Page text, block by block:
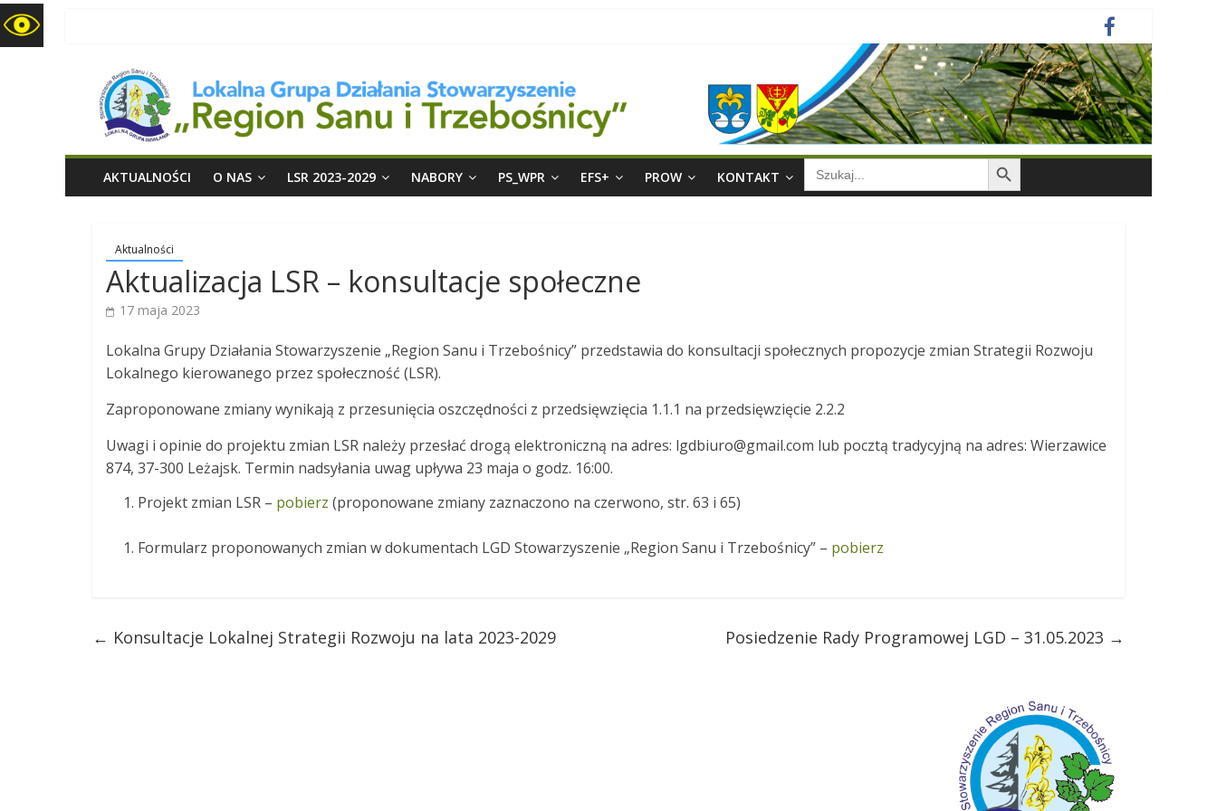
LGD
Region
Sanu
i
Trzebośnicy
AKTUALNOŚCI O NAS LSR 2023-2029 NABORY PS_WPR EFS+ PROW KONTAKT
Search
for:
Search Button
Aktualności
Aktualizacja LSR – konsultacje społeczne
17 maja 2023
Lokalna Grupy Działania Stowarzyszenie „Region Sanu i Trzebośnicy” przedstawia do konsultacji społecznych propozycje zmian Strategii Rozwoju
Lokalnego kierowanego przez społeczność (LSR).
Zaproponowane zmiany wynikają z przesunięcia oszczędności z przedsięwzięcia 1.1.1 na przedsięwzięcie 2.2.2
Uwagi i opinie do projektu zmian LSR należy przesłać drogą elektroniczną na adres: lgdbiuro@gmail.com lub pocztą tradycyjną na adres: Wierzawice
874, 37-300 Leżajsk. Termin nadsyłania uwag upływa 23 maja o godz. 16:00.
Projekt zmian LSR – pobierz (proponowane zmiany zaznaczono na czerwono, str. 63 i 65)
Formularz proponowanych zmian w dokumentach LGD Stowarzyszenie „Region Sanu i Trzebośnicy” – pobierz
← Konsultacje Lokalnej Strategii Rozwoju na lata 2023-2029 Posiedzenie Rady Programowej LGD – 31.05.2023 →